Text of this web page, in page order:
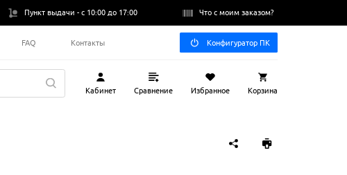
Пункт выдачи -с 10:00 до 17:00 Что с моим заказом?
FAQ Контакты Конфигуратор ПК
Кабинет Сравнение Избранное Корзина